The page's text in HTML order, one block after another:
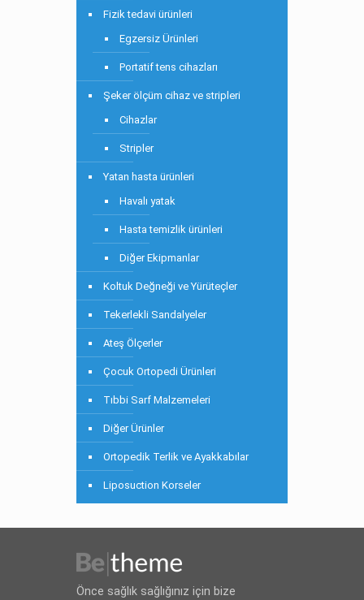
Fizik tedavi ürünleri
Egzersiz Ürünleri
Portatif tens cihazları
Şeker ölçüm cihaz ve stripleri
Cihazlar
Stripler
Yatan hasta ürünleri
Havalı yatak
Hasta temizlik ürünleri
Diğer Ekipmanlar
Koltuk Değneği ve Yürüteçler
Tekerlekli Sandalyeler
Ateş Ölçerler
Çocuk Ortopedi Ürünleri
Tıbbi Sarf Malzemeleri
Diğer Ürünler
Ortopedik Terlik ve Ayakkabılar
Liposuction Korseler
Önce sağlık sağlığınız için bize